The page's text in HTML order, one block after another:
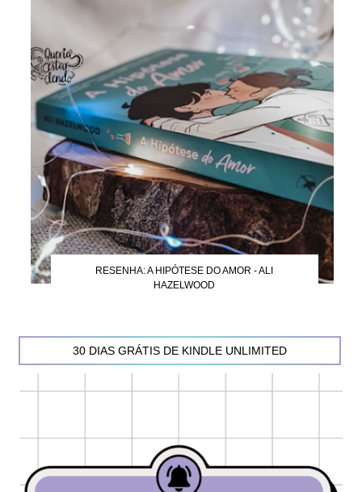
RESENHA: A HIPÓTESE DO AMOR - ALI
HAZELWOOD
30 DIAS GRÁTIS DE KINDLE UNLIMITED